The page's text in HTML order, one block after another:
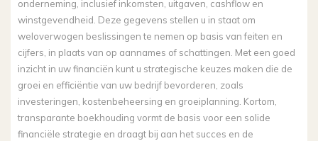
onderneming, inclusief inkomsten, uitgaven, cashflow en
winstgevendheid. Deze gegevens stellen u in staat om
weloverwogen beslissingen te nemen op basis van feiten en
cijfers, in plaats van op aannames of schattingen. Met een goed
inzicht in uw financiën kunt u strategische keuzes maken die de
groei en efficiëntie van uw bedrijf bevorderen, zoals
investeringen, kostenbeheersing en groeiplanning. Kortom,
transparante boekhouding vormt de basis voor een solide
financiële strategie en draagt ​​bij aan het succes en de